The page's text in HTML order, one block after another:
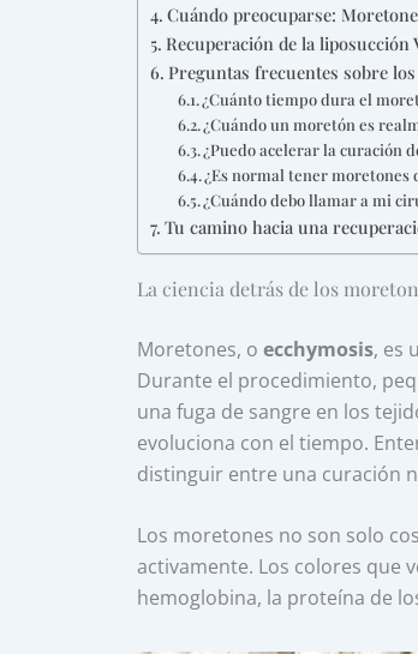
Cuándo preocuparse:
Recuperación de la liposucción
Preguntas frecuentes sobre
¿Cuánto tiempo dura el
¿Cuándo un moretón es
¿Puedo acelerar la curación
¿Es normal tener moretones
¿Cuándo debo llamar a mi
Tu camino hacia una
La ciencia detrás de los
Moretones, o ecchymosis, es
Durante el procedimiento,
una fuga de sangre en los
evoluciona con el tiempo.
distinguir entre una curación
Los moretones no son solo
activamente. Los colores que
hemoglobina, la proteína de